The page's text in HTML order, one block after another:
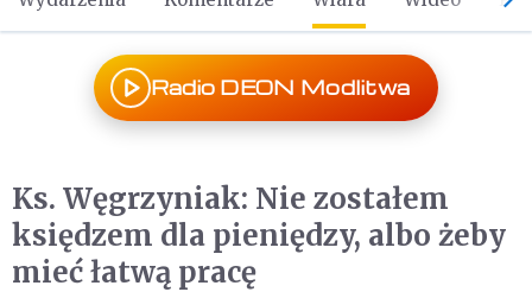
Radio DEON Modlitwa
Ks. Węgrzyniak: Nie zostałem
księdzem dla pieniędzy, albo żeby
mieć łatwą pracę